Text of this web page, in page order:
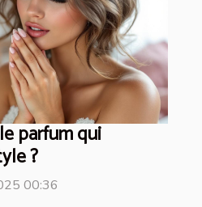
parfum qui
?
00:36